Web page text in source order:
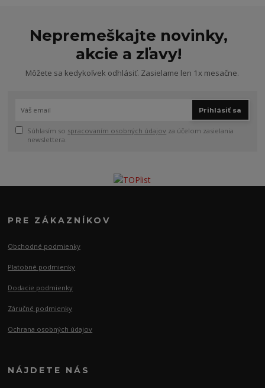
Nepremeškajte novinky,
akcie a zľavy!
Môžete sa kedykoľvek odhlásiť. Zasielame len 1x mesačne.
Prihlásiť sa
Súhlasím so spracovaním osobných údajov za účelom zasielania
newslettera.
PRE ZÁKAZNÍKOV
Obchodné podmienky
Platobné podmienky
Dodacie podmienky
Záručné podmienky
Ochrana osobných údajov
NÁJDETE NÁS